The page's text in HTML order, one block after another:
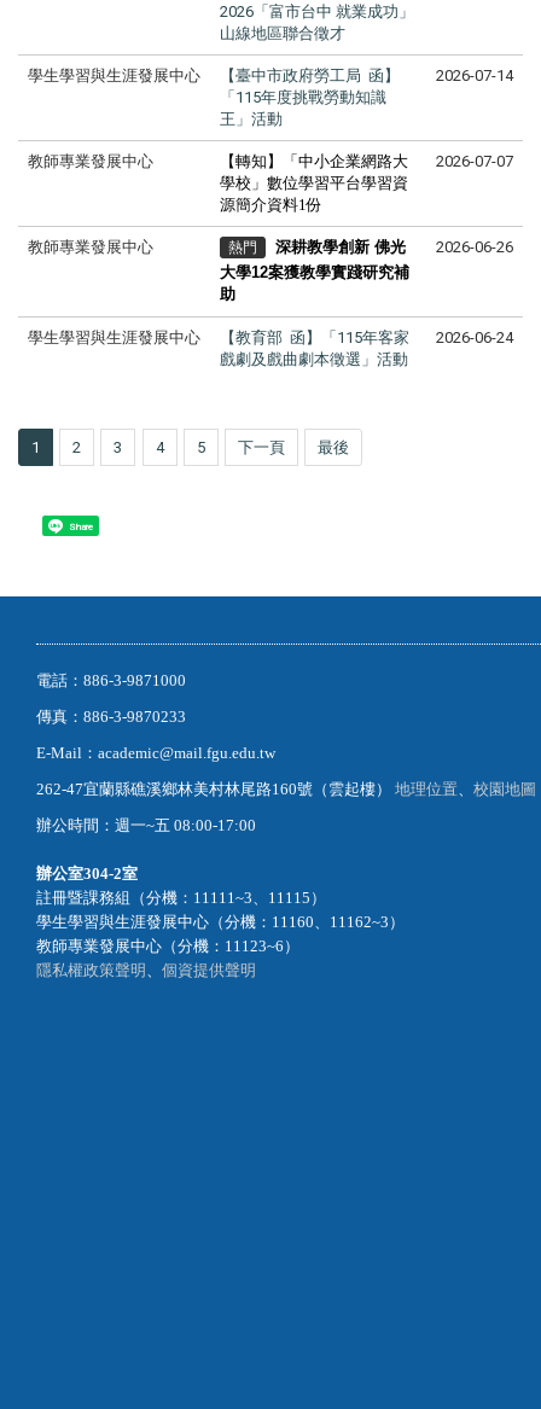
2026「富市台中 就業成功」
山線地區聯合徵才
學生學習與生涯發展中心
【臺中市政府勞工局 函】
「115年度挑戰勞動知識
王」活動
2026-07-14
教師專業發展中心
【轉知】「中小企業網路大
學校」數位學習平台學習資
源簡介資料1份
2026-07-07
教師專業發展中心 熱門
深耕教學創新 佛光
大學12案獲教學實踐研究補
助
2026-06-26
學生學習與生涯發展中心
【教育部 函】「115年客家
戲劇及戲曲劇本徵選」活動
2026-06-24
1 2 3 4 5 下一頁 最後
Share
電話：886-3-9871000
傳真：886-3-9870233
E-Mail：academic@mail.fgu.edu.tw
262-47宜蘭縣礁溪鄉林美村林尾路160號（雲起樓） 地理位置、 校園地圖
辦公時間：週一~五 08:00-17:00
辦公室304-2室
註冊暨課務組（分機：11111~3、11115）
學生學習與生涯發展中心（分機：11160、11162~3）
教師專業發展中心（分機：11123~6）
隱私權政策聲明 、 個資提供聲明